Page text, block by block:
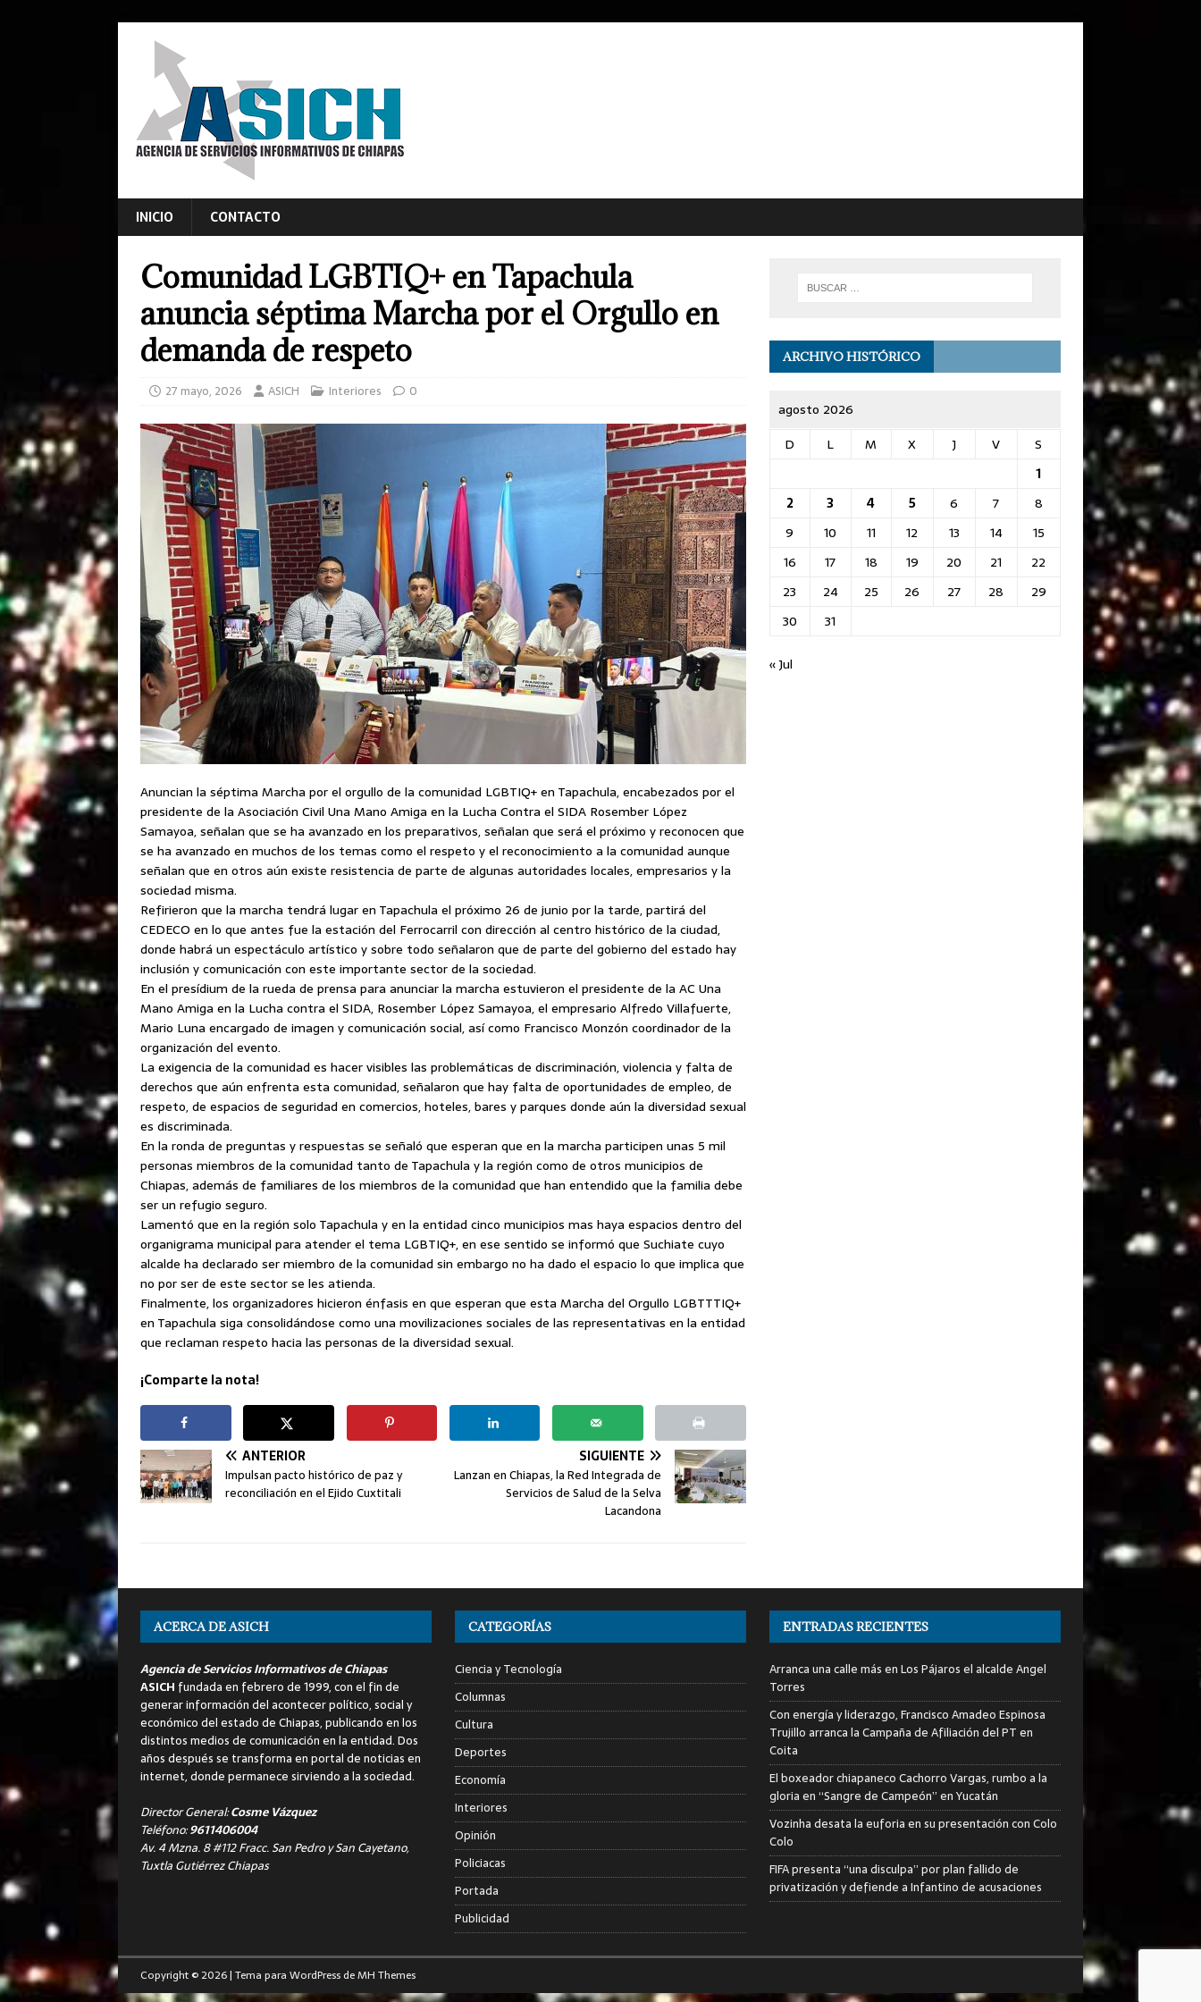
INICIO CONTACTO
Comunidad LGBTIQ+ en Tapachula
anuncia séptima Marcha por el Orgullo en
demanda de respeto
27 mayo, 2026 ASICH Interiores 0
Anuncian la séptima Marcha por el orgullo de la comunidad LGBTIQ+ en Tapachula, encabezados por el
presidente de la Asociación Civil Una Mano Amiga en la Lucha Contra el SIDA Rosember López
Samayoa, señalan que se ha avanzado en los preparativos, señalan que será el próximo y reconocen que
se ha avanzado en muchos de los temas como el respeto y el reconocimiento a la comunidad aunque
señalan que en otros aún existe resistencia de parte de algunas autoridades locales, empresarios y la
sociedad misma.
Refirieron que la marcha tendrá lugar en Tapachula el próximo 26 de junio por la tarde, partirá del
CEDECO en lo que antes fue la estación del Ferrocarril con dirección al centro histórico de la ciudad,
donde habrá un espectáculo artístico y sobre todo señalaron que de parte del gobierno del estado hay
inclusión y comunicación con este importante sector de la sociedad.
En el presídium de la rueda de prensa para anunciar la marcha estuvieron el presidente de la AC Una
Mano Amiga en la Lucha contra el SIDA, Rosember López Samayoa, el empresario Alfredo Villafuerte,
Mario Luna encargado de imagen y comunicación social, así como Francisco Monzón coordinador de la
organización del evento.
La exigencia de la comunidad es hacer visibles las problemáticas de discriminación, violencia y falta de
derechos que aún enfrenta esta comunidad, señalaron que hay falta de oportunidades de empleo, de
respeto, de espacios de seguridad en comercios, hoteles, bares y parques donde aún la diversidad sexual
es discriminada.
En la ronda de preguntas y respuestas se señaló que esperan que en la marcha participen unas 5 mil
personas miembros de la comunidad tanto de Tapachula y la región como de otros municipios de
Chiapas, además de familiares de los miembros de la comunidad que han entendido que la familia debe
ser un refugio seguro.
Lamentó que en la región solo Tapachula y en la entidad cinco municipios mas haya espacios dentro del
organigrama municipal para atender el tema LGBTIQ+, en ese sentido se informó que Suchiate cuyo
alcalde ha declarado ser miembro de la comunidad sin embargo no ha dado el espacio lo que implica que
no por ser de este sector se les atienda.
Finalmente, los organizadores hicieron énfasis en que esperan que esta Marcha del Orgullo LGBTTTIQ+
en Tapachula siga consolidándose como una movilizaciones sociales de las representativas en la entidad
que reclaman respeto hacia las personas de la diversidad sexual.
¡Comparte la nota!
ANTERIOR
Impulsan pacto histórico de paz y
reconciliación en el Ejido Cuxtitali
SIGUIENTE
Lanzan en Chiapas, la Red Integrada de
Servicios de Salud de la Selva
Lacandona
ARCHIVO HISTÓRICO
agosto 2026
D
L M X J V
S
1
2
3 4 5 6 7
8
9
10 11 12 13 14
15
16
17 18 19 20 21
22
23
24 25 26 27 28
29
30
31
« Jul
ACERCA DE ASICH
Agencia de Servicios Informativos de Chiapas
ASICH fundada en febrero de 1999, con el fin de
generar información del acontecer político, social y
económico del estado de Chiapas, publicando en los
distintos medios de comunicación en la entidad. Dos
años después se transforma en portal de noticias en
internet, donde permanece sirviendo a la sociedad.
Director General:Cosme Vázquez
Teléfono:9611406004
Av. 4 Mzna. 8 #112 Fracc. San Pedro y San Cayetano,
Tuxtla Gutiérrez Chiapas
CATEGORÍAS
Ciencia y Tecnología
Columnas
Cultura
Deportes
Economía
Interiores
Opinión
Policiacas
Portada
Publicidad
ENTRADAS RECIENTES
Arranca una calle más en Los Pájaros el alcalde Angel
Torres
Con energía y liderazgo, Francisco Amadeo Espinosa
Trujillo arranca la Campaña de Afiliación del PT en
Coita
El boxeador chiapaneco Cachorro Vargas, rumbo a la
gloria en “Sangre de Campeón” en Yucatán
Vozinha desata la euforia en su presentación con Colo
Colo
FIFA presenta “una disculpa” por plan fallido de
privatización y defiende a Infantino de acusaciones
Copyright © 2026 | Tema para WordPress deMH Themes